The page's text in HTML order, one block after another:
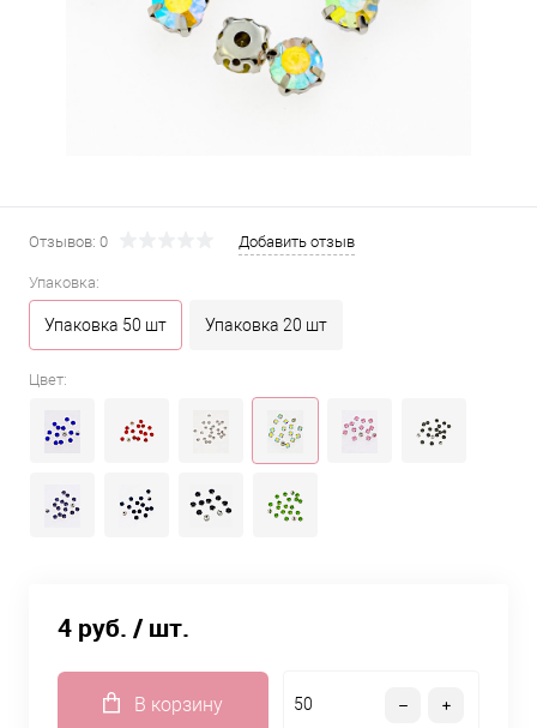
Отзывов: 0 Добавить отзыв
Упаковка:
Упаковка 50 шт Упаковка 20 шт
Цвет:
4 руб. / шт.
В корзину